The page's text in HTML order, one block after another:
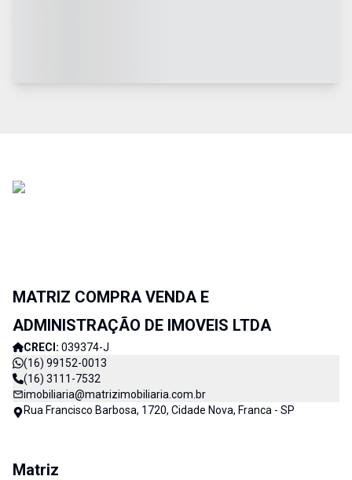
MATRIZ COMPRA VENDA E
ADMINISTRAÇÃO DE IMOVEIS LTDA
CRECI: 039374-J
(16) 99152-0013
(16) 3111-7532
imobiliaria@matrizimobiliaria.com.br
Rua Francisco Barbosa, 1720, Cidade Nova, Franca - SP
Matriz